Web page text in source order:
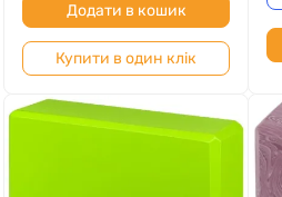
Додати в кошик
Купити в один клік